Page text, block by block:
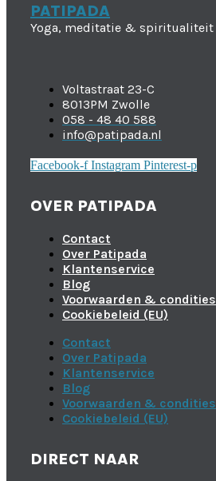
PATIPADA
Yoga, meditatie & spiritualiteit
Voltastraat 23-C
8013PM Zwolle
058 - 48 40 588
info@patipada.nl
Facebook-f Instagram Pinterest-p
OVER PATIPADA
Contact
Over Patipada
Klantenservice
Blog
Voorwaarden & condities
Cookiebeleid (EU)
Contact
Over Patipada
Klantenservice
Blog
Voorwaarden & condities
Cookiebeleid (EU)
DIRECT NAAR